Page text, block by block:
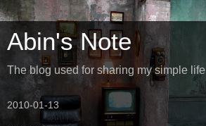
Abin's Note
The blog used for sharing my simple life
2010-01-13